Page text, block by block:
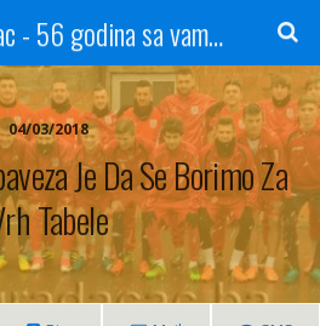
Radio Gradačac - 56 godina sa vama...
04/03/2018
Je Da Se Borimo Za
Tabele